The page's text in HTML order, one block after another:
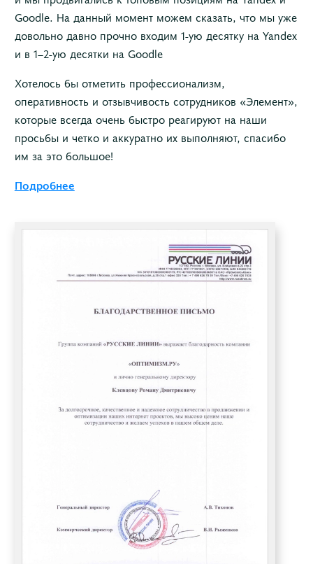
Goodle. На данный момент можем сказать, что мы уже
довольно давно прочно входим 1-ую десятку на Yandex
и в 1–2-ую десятки на Goodle
Хотелось бы отметить профессионализм,
оперативность и отзывчивость сотрудников «Элемент»,
которые всегда очень быстро реагируют на наши
просьбы и четко и аккуратно их выполняют, спасибо
им за это большое!
Подробнее